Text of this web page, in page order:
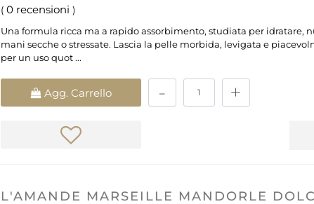
( 0 recensioni )
Una formula ricca ma a rapido assorbimento, studiata per idratare,
mani secche o stressate. Lascia la pelle morbida, levigata e
per un uso quot ...
Agg. Carrello
L'AMANDE MARSEILLE MANDORLE